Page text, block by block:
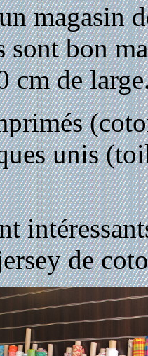
magasin
sont bon
cm de
unis
de